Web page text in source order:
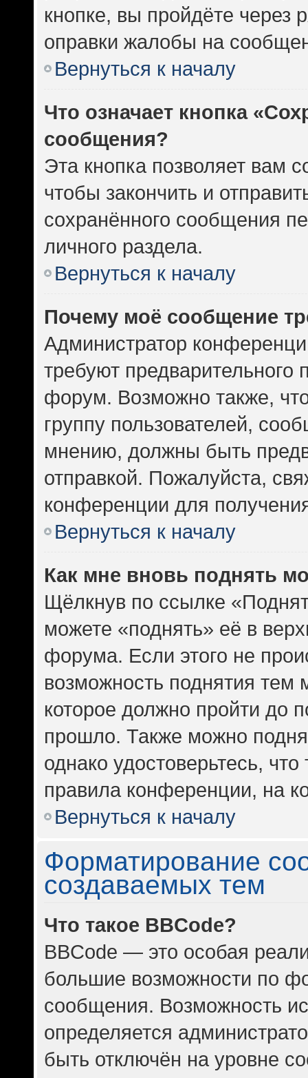
кнопке, вы пройдёте
оправки жалобы на
Вернуться к началу
Что означает кнопка
сообщения?
Эта кнопка позволяет вам
чтобы закончить и
сохранённого сообщения
личного раздела.
Вернуться к началу
Почему моё сообщение
Администратор
требуют предварительного
форум. Возможно также,
группу пользователей,
мнению, должны быть
отправкой. Пожалуйста,
конференции для
Вернуться к началу
Как мне вновь поднять
Щёлкнув по ссылке
можете «поднять» её в
форума. Если этого не
возможность поднятия тем
которое должно пройти до
прошло. Также можно
однако удостоверьтесь,
правила конференции, на
Вернуться к началу
Форматирование
создаваемых тем
Что такое BBCode?
BBCode — это особая
большие возможности по
сообщения. Возможность
определяется
быть отключён на уровне